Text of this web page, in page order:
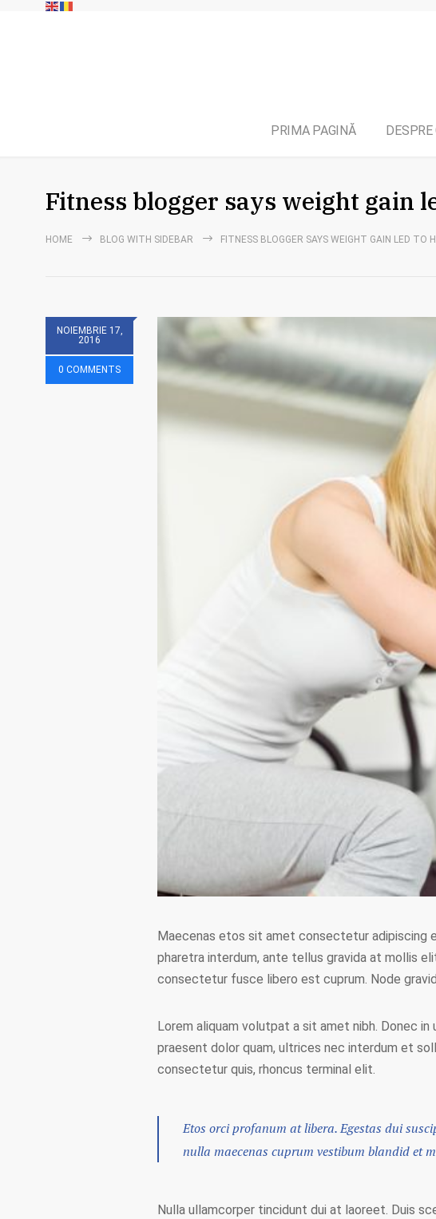
PRIMA PAGINĂ
Fitness blogger says weight gain
HOME BLOG WITH SIDEBAR FITNESS BLOGGER SAYS WEIGHT GAIN LED TO
NOIEMBRIE 17,
2016
0 COMMENTS
Maecenas etos sit amet consectetur adipiscing
pharetra interdum, ante tellus gravida at mollis
consectetur fusce libero est cuprum. Node
Lorem aliquam volutpat a sit amet nibh. Donec
praesent dolor quam, ultrices nec interdum et
consectetur quis, rhoncus terminal elit.
Etos orci profanum at libera. Egestas dui
nulla maecenas cuprum vestibum blandid et
Nulla ullamcorper tincidunt dui at laoreet. Duis